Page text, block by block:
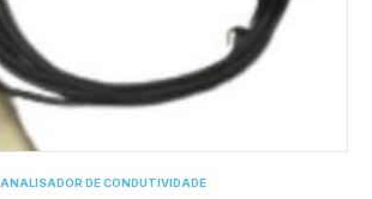
ANALISADOR DE CONDUTIVIDADE